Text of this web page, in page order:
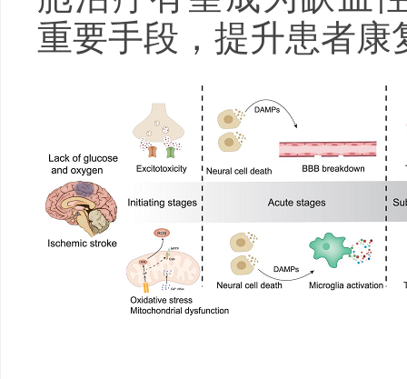
重要手段，提升患者康